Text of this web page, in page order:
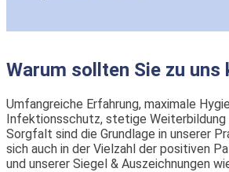
Warum sollten Sie zu uns
Umfangreiche Erfahrung, maximale
Infektionsschutz, stetige Weiterbildung
Sorgfalt sind die Grundlage in unserer
sich auch in der Vielzahl der positiven
und unserer Siegel & Auszeichnungen